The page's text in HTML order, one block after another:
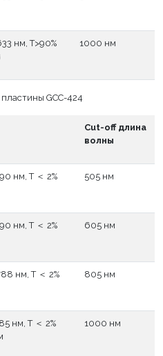
нм, T>90%
1000 нм
GCC-424
Cut-off длина
волны
нм, T ＜ 2%
505 нм
нм, T ＜ 2%
605 нм
нм, T ＜ 2%
805 нм
нм, T ＜ 2%
1000 нм